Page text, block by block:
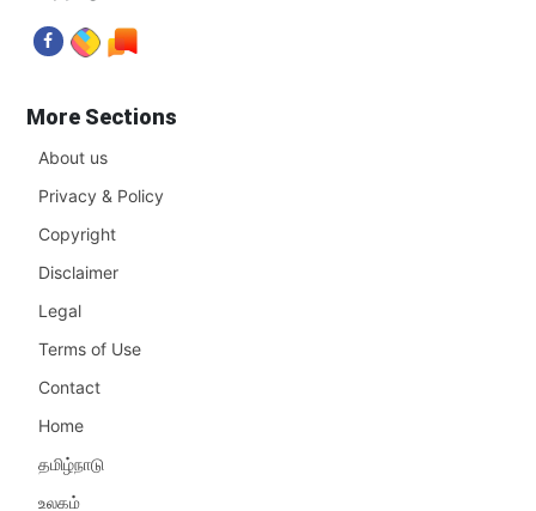
More Sections
About us
Privacy & Policy
Copyright
Disclaimer
Legal
Terms of Use
Contact
Home
தமிழ்நாடு
உலகம்